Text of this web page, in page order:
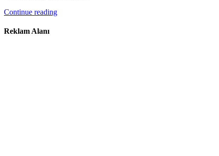
Continue reading
Reklam Alanı